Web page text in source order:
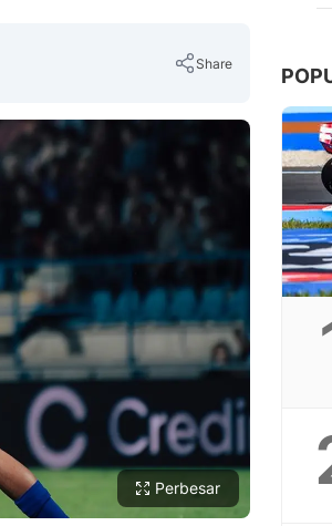
Share
Perbesar